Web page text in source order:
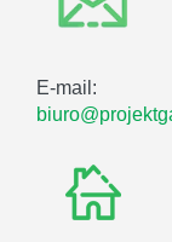
E-mail: